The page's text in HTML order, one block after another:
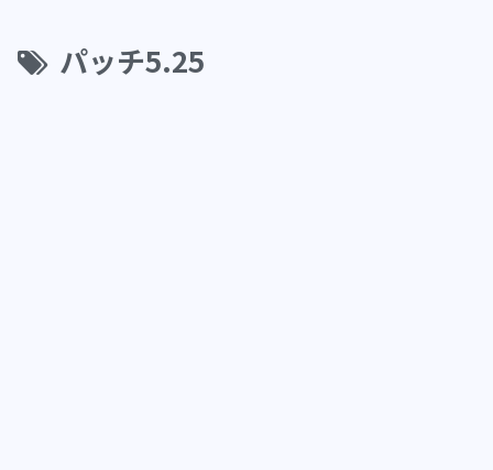
パッチ5.25